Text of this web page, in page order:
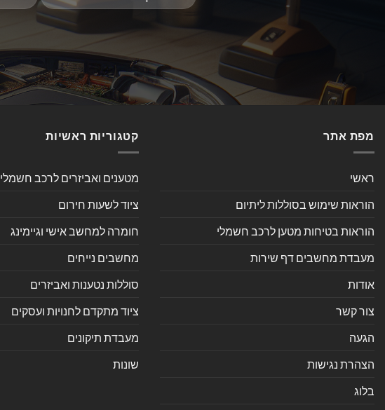
מפת אתר
ראשי
הוראות שימוש בסוללות ליתיום
הוראות בטיחות מטען לרכב חשמלי
מעבדת מחשבים דף שירות
אודות
צור קשר
הגעה
הצהרת נגישות
בלוג
קטגוריות ראשיות
מטענים ואביזרים לרכב חשמלי
ציוד לשעות חירום
חומרה למחשב אישי וגיימינג
מחשבים נייחים
סוללות נטענות ואביזרים
ציוד מתקדם לחנויות ועסקים
מעבדת תיקונים
שונות